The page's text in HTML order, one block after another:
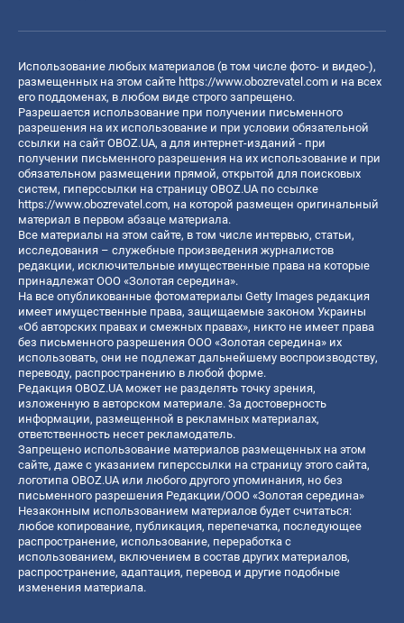
Использование любых материалов (в том числе фото- и видео-),
размещенных на этом сайте https://www.obozrevatel.com и на всех
его поддоменах, в любом виде строго запрещено.
Разрешается использование при получении письменного
разрешения на их использование и при условии обязательной
ссылки на сайт OBOZ.UA, а для интернет-изданий - при
получении письменного разрешения на их использование и при
обязательном размещении прямой, открытой для поисковых
систем, гиперссылки на страницу OBOZ.UA по ссылке
https://www.obozrevatel.com, на которой размещен оригинальный
материал в первом абзаце материала.
Все материалы на этом сайте, в том числе интервью, статьи,
исследования – служебные произведения журналистов
редакции, исключительные имущественные права на которые
принадлежат ООО «Золотая середина».
На все опубликованные фотоматериалы Getty Images редакция
имеет имущественные права, защищаемые законом Украины
«Об авторских правах и смежных правах», никто не имеет права
без письменного разрешения ООО «Золотая середина» их
использовать, они не подлежат дальнейшему воспроизводству,
переводу, распространению в любой форме.
Редакция OBOZ.UA может не разделять точку зрения,
изложенную в авторском материале. За достоверность
информации, размещенной в рекламных материалах,
ответственность несет рекламодатель.
Запрещено использование материалов размещенных на этом
сайте, даже с указанием гиперссылки на страницу этого сайта,
логотипа OBOZ.UA или любого другого упоминания, но без
письменного разрешения Редакции/ООО «Золотая середина»
Незаконным использованием материалов будет считаться:
любое копирование, публикация, перепечатка, последующее
распространение, использование, переработка с
использованием, включением в состав других материалов,
распространение, адаптация, перевод и другие подобные
изменения материала.